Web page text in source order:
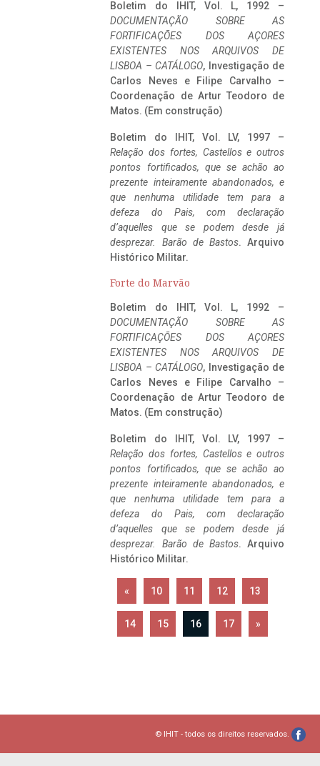
Boletim do IHIT, Vol. L, 1992 –
DOCUMENTAÇÃO SOBRE AS
FORTIFICAÇÕES DOS AÇORES
EXISTENTES NOS ARQUIVOS DE
LISBOA – CATÁLOGO, Investigação de
Carlos Neves e Filipe Carvalho –
Coordenação de Artur Teodoro de
Matos. (Em construção)
Boletim do IHIT, Vol. LV, 1997 –
Relação dos fortes, Castellos e outros
pontos fortificados, que se achão ao
prezente inteiramente abandonados, e
que nenhuma utilidade tem para a
defeza do Pais, com declaração
d’aquelles que se podem desde já
desprezar. Barão de Bastos. Arquivo
Histórico Militar.
Forte do Marvão
Boletim do IHIT, Vol. L, 1992 –
DOCUMENTAÇÃO SOBRE AS
FORTIFICAÇÕES DOS AÇORES
EXISTENTES NOS ARQUIVOS DE
LISBOA – CATÁLOGO, Investigação de
Carlos Neves e Filipe Carvalho –
Coordenação de Artur Teodoro de
Matos. (Em construção)
Boletim do IHIT, Vol. LV, 1997 –
Relação dos fortes, Castellos e outros
pontos fortificados, que se achão ao
prezente inteiramente abandonados, e
que nenhuma utilidade tem para a
defeza do Pais, com declaração
d’aquelles que se podem desde já
desprezar. Barão de Bastos. Arquivo
Histórico Militar.
« 10 11 12 13
14 15 16 17 »
© IHIT - todos os direitos reservados.